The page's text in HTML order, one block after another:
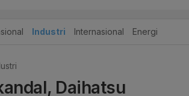
Industri Internasional Energi
Daihatsu